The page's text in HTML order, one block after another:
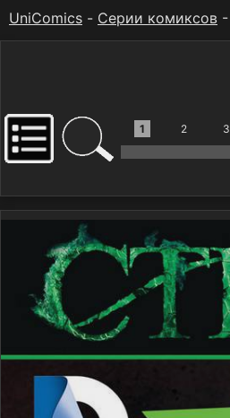
UniComics - Серии комиксов -
1 2 3